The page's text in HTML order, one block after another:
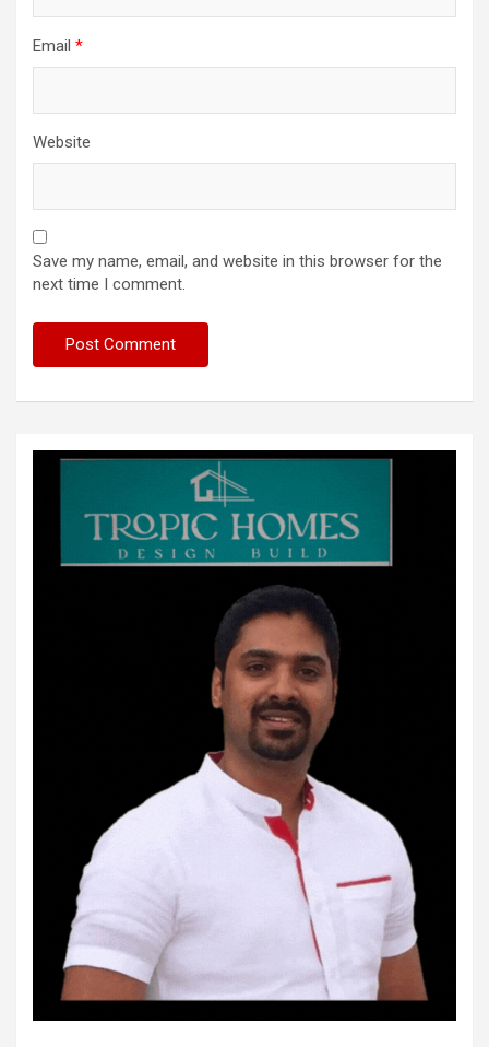
Email *
Website
Save my name, email, and website in this browser for the
next time I comment.